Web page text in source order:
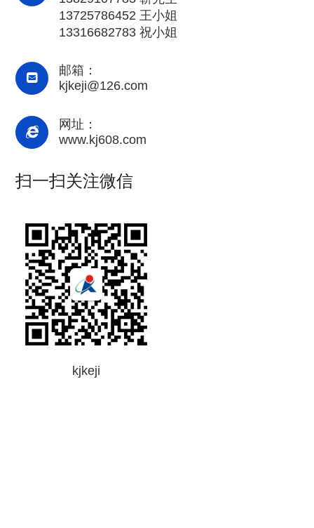
13725786452 王小姐
13316682783 祝小姐
邮箱：
kjkeji@126.com
网址：
www.kj608.com
扫一扫关注微信
kjkeji